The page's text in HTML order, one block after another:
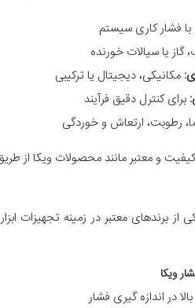
فشار کاری سیستم
گاز یا سیالات خورنده
مکانیکی، دیجیتال یا ترکیبی
برای کنترل دقیق فرآیند
رطوبت، ارتعاش و خوردگی
و معتبر مانند محصولات ویکا از
از برندهای معتبر در زمینه تجهیزات
ویکا
در اندازه گیری فشار